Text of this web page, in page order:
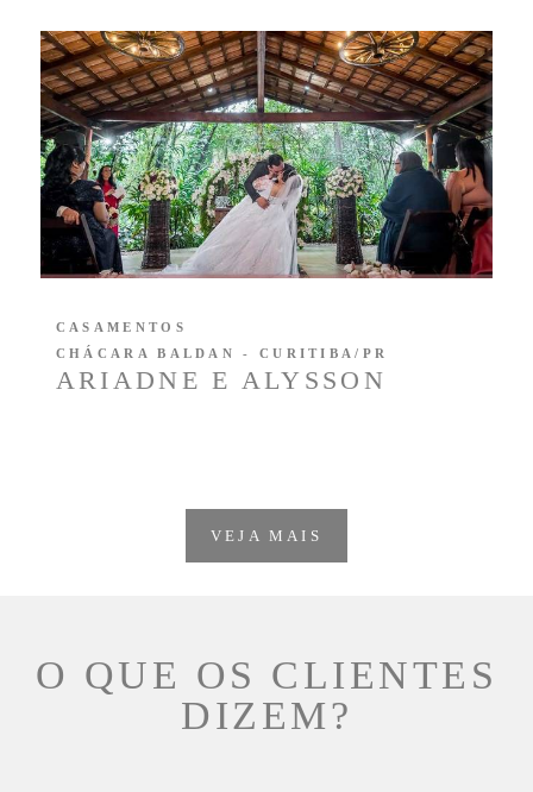
ARIADNE E ALYSSON
CASAMENTOS
CHÁCARA BALDAN - CURITIBA/PR
VEJA MAIS
O QUE OS CLIENTES
DIZEM?